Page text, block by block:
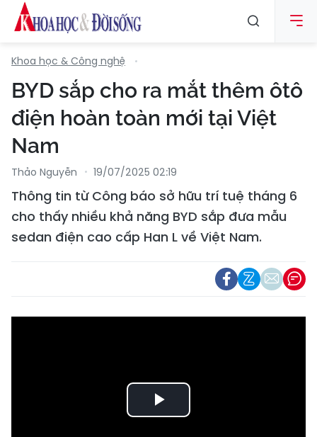
Khoa học & Công nghệ
BYD sắp cho ra mắt thêm ôtô
điện hoàn toàn mới tại Việt
Nam
Thảo Nguyễn 19/07/2025 02:19
Thông tin từ Công báo sở hữu trí tuệ tháng 6
cho thấy nhiều khả năng BYD sắp đưa mẫu
sedan điện cao cấp Han L về Việt Nam.
Play